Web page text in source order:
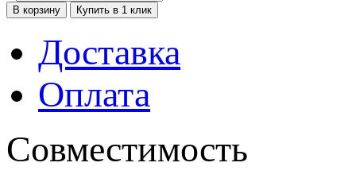
Доставка
Оплата
Совместимость